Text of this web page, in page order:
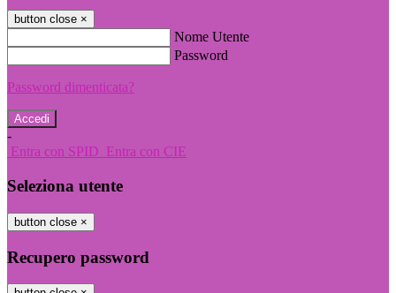
button close ×
Nome Utente
Password
Password dimenticata?
-
Entra con SPID Entra con CIE
Seleziona utente
button close ×
Recupero password